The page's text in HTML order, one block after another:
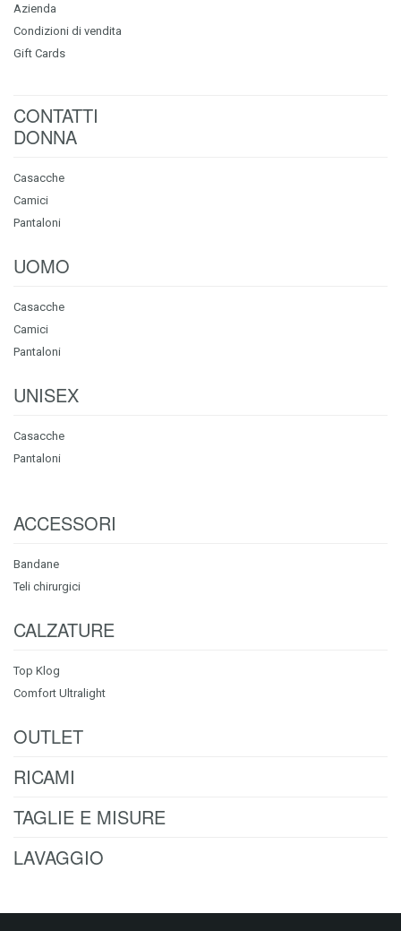
Azienda
Condizioni di vendita
Gift Cards
CONTATTI
DONNA
Casacche
Camici
Pantaloni
UOMO
Casacche
Camici
Pantaloni
UNISEX
Casacche
Pantaloni
ACCESSORI
Bandane
Teli chirurgici
CALZATURE
Top Klog
Comfort Ultralight
OUTLET
RICAMI
TAGLIE E MISURE
LAVAGGIO